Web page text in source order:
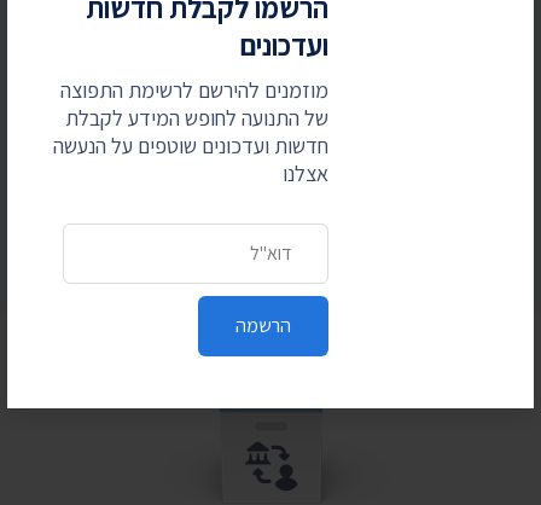
ועדכונים
מוזמנים להירשם לרשימת התפוצה
של התנועה לחופש המידע לקבלת
חדשות ועדכונים שוטפים על הנעשה
אצלנו
הרשמה
הרשמה